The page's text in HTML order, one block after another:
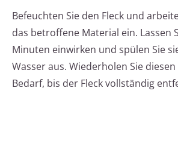
Befeuchten Sie den Fleck und
das betroffene Material ein. Lassen
Minuten einwirken und spülen Sie
Wasser aus. Wiederholen Sie
Bedarf, bis der Fleck vollständig